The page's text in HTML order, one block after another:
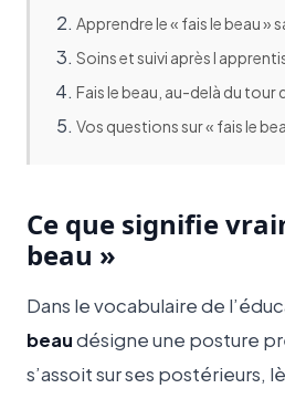
Apprendre le « fais le beau »
Soins et suivi après l
Fais le beau, au-delà du tour
Vos questions sur « fais le
Ce que signifie
beau »
Dans le vocabulaire de
beaudésigne une posture
s’assoit sur ses postérieurs,